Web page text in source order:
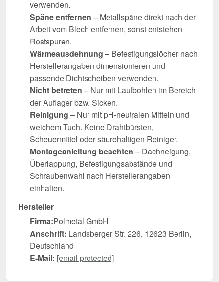
verwenden.
Späne entfernen – Metallspäne direkt nach der
Arbeit vom Blech entfernen, sonst entstehen
Rostspuren.
Wärmeausdehnung – Befestigungslöcher nach
Herstellerangaben dimensionieren und
passende Dichtscheiben verwenden.
Nicht betreten – Nur mit Laufbohlen im Bereich
der Auflager bzw. Sicken.
Reinigung – Nur mit pH-neutralen Mitteln und
weichem Tuch. Keine Drahtbürsten,
Scheuermittel oder säurehaltigen Reiniger.
Montageanleitung beachten – Dachneigung,
Überlappung, Befestigungsabstände und
Schraubenwahl nach Herstellerangaben
einhalten.
Hersteller
Firma:Polmetal GmbH
Anschrift: Landsberger Str. 226, 12623 Berlin,
Deutschland
E-Mail: [email protected]